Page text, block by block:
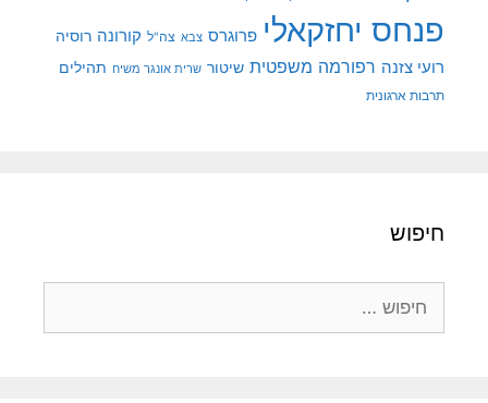
פנחס יחזקאלי פרוגרס צבא צה"ל קורונה רוסיה
רועי צזנה רפורמה משפטית שיטור שרית אונגר משיח תהילים
תרבות ארגונית
חיפוש